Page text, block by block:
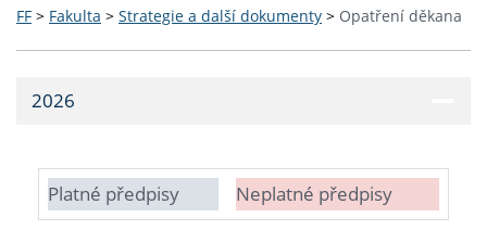
FF > Fakulta > Strategie a další dokumenty > Opatření děkana
2026
Platné předpisy Neplatné předpisy